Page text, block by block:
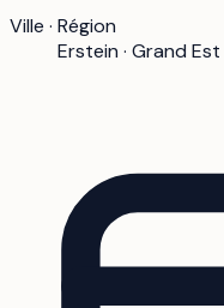
Ville · Région
Erstein · Grand Est